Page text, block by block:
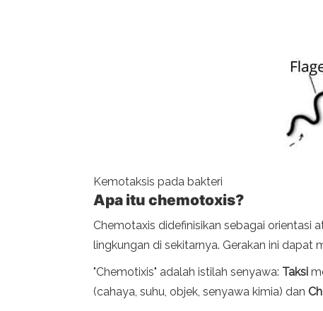
Kemotaksis pada bakteri
Apa itu chemotoxis?
Chemotaxis didefinisikan sebagai orientasi
lingkungan di sekitarnya. Gerakan ini dapat
"Chemotixis" adalah istilah senyawa: Taksi
(cahaya, suhu, objek, senyawa kimia) dan